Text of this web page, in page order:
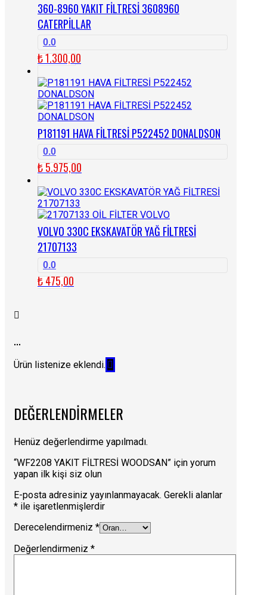
360-8960 YAKIT FİLTRESİ 3608960
CATERPİLLAR
0.0
₺1.300,00
P181191 HAVA FİLTRESİ P522452 DONALDSON
0.0
₺5.975,00
VOLVO 330C EKSKAVATÖR YAĞ FİLTRESİ
21707133
0.0
₺475,00
...
Ürün listenize eklendi.
DEĞERLENDIRMELER
Henüz değerlendirme yapılmadı.
“WF2208 YAKIT FİLTRESİ WOODSAN” için yorum
yapan ilk kişi siz olun
E-posta adresiniz yayınlanmayacak. Gerekli alanlar
* ile işaretlenmişlerdir
Derecelendirmeniz *
Değerlendirmeniz *